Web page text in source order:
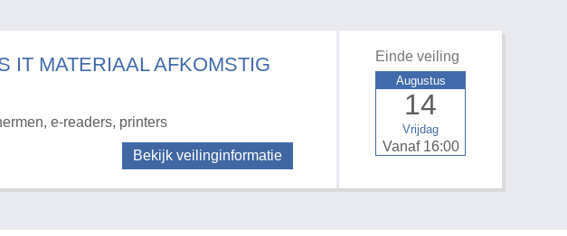
IT MATERIAAL AFKOMSTIG
e-readers, printers
Bekijk veilinginformatie
Einde veiling
Vrijdag
14
Augustus
Vanaf 16:00